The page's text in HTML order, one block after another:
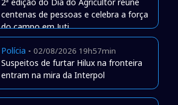
centenas de pessoas e celebra a força
do campo em Juti
Polícia - 02/08/2026 19h57min
Suspeitos de furtar Hilux na fronteira
entram na mira da Interpol